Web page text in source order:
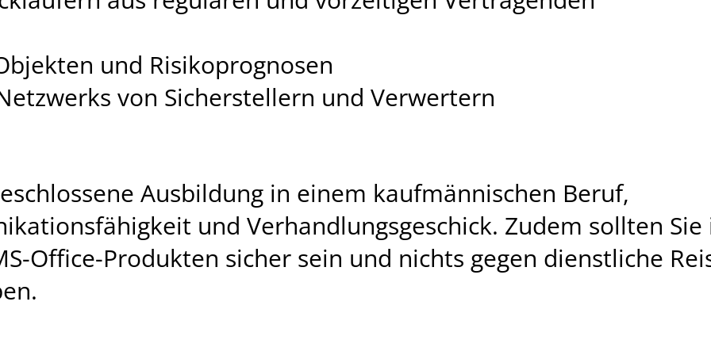
und Risikoprognosen
von Sicherstellern und Verwertern
Ausbildung in einem kaufmännischen Beruf,
und Verhandlungsgeschick. Zudem sollten Sie
Office-Produkten sicher sein und nichts gegen dienstliche